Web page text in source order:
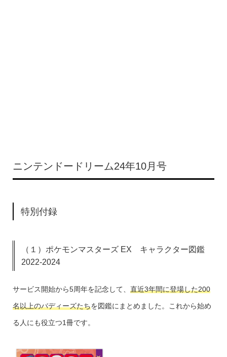
ニンテンドードリーム24年10月号
特別付録
（１）ポケモンマスターズ EX キャラクター図鑑
2022-2024
サービス開始から5周年を記念して、 直近3年間に登場した200
名以上のバディーズたちを図鑑にまとめました。これから始め
る人にも役立つ1冊です。